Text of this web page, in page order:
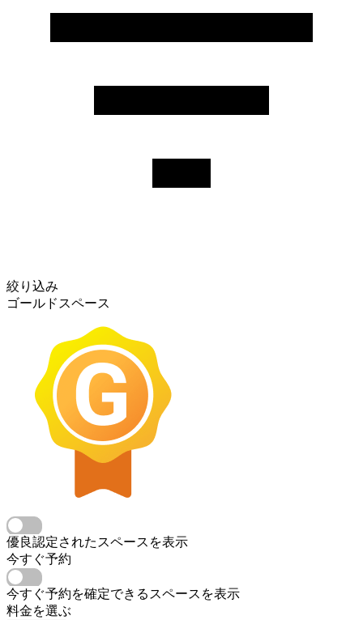
絞り込み
ゴールドスペース
優良認定されたスペースを表示
今すぐ予約
今すぐ予約を確定できるスペースを表示
料金を選ぶ